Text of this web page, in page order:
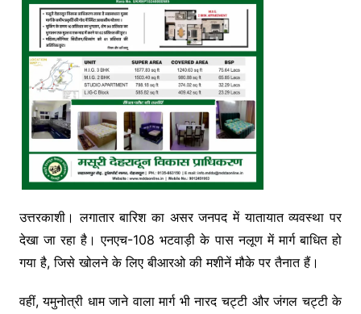
उत्तरकाशी। लगातार बारिश का असर जनपद में यातायात व्यवस्था पर
देखा जा रहा है। एनएच-108 भटवाड़ी के पास नलूण में मार्ग बाधित हो
गया है, जिसे खोलने के लिए बीआरओ की मशीनें मौके पर तैनात हैं।
वहीं, यमुनोत्री धाम जाने वाला मार्ग भी नारद चट्टी और जंगल चट्टी के